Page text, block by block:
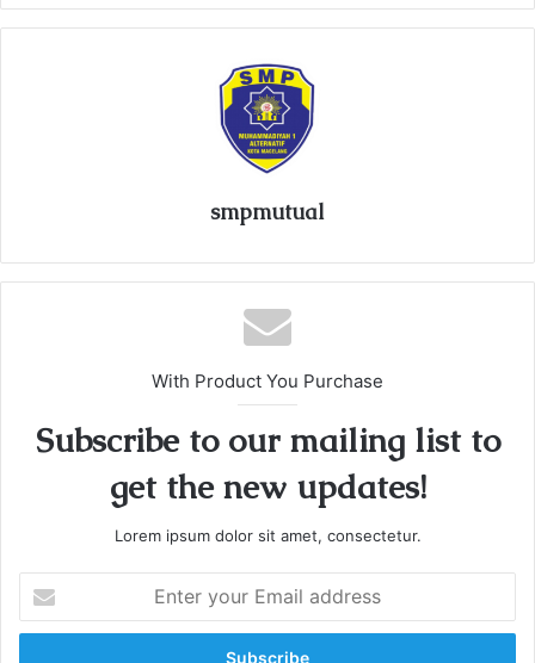
smpmutual
With Product You Purchase
Subscribe to our mailing list to
get the new updates!
Lorem ipsum dolor sit amet, consectetur.
t